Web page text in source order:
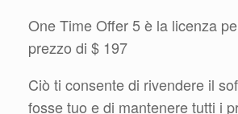
One Time Offer 5 è la licenza
prezzo di $ 197
Ciò ti consente di rivendere il
fosse tuo e di mantenere tutti i